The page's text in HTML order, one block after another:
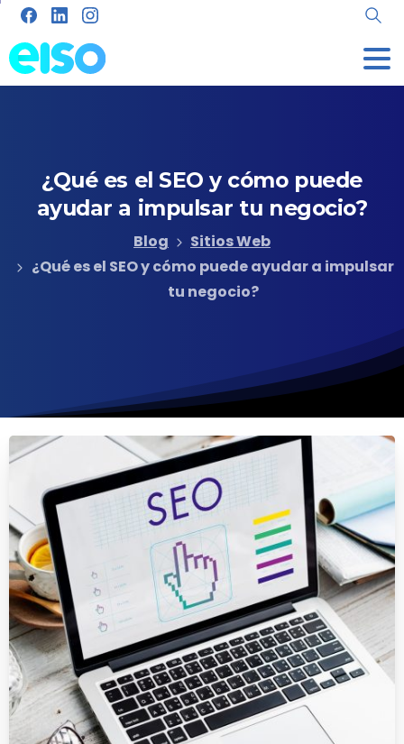
¿Qué es el SEO y cómo puede
ayudar a impulsar tu negocio?
Blog
Sitios Web
¿Qué es el SEO y cómo puede ayudar a impulsar
tu negocio?